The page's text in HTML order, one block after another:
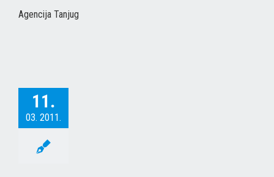
Agencija Tanjug
11.
03. 2011.